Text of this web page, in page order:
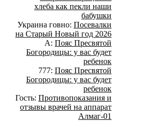
хлеба как пекли наши
бабушки
Украина говно: Посевалки
на Старый Новый год 2026
А: Пояс Пресвятой
Богородицы: у вас будет
ребенок
777: Пояс Пресвятой
Богородицы: у вас будет
ребенок
Гость: Противопоказания и
отзывы врачей на аппарат
Алмаг-01